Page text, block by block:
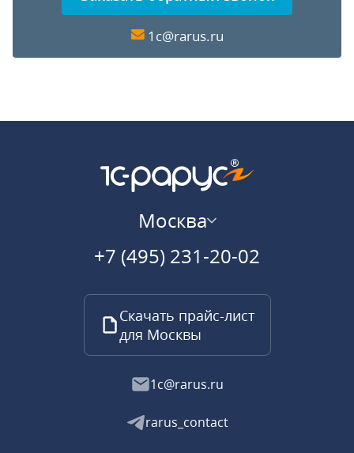
1c@rarus.ru
Москва
+7 (495) 231-20-02
Скачать прайс-лист
для Москвы
1c@rarus.ru
rarus_contact